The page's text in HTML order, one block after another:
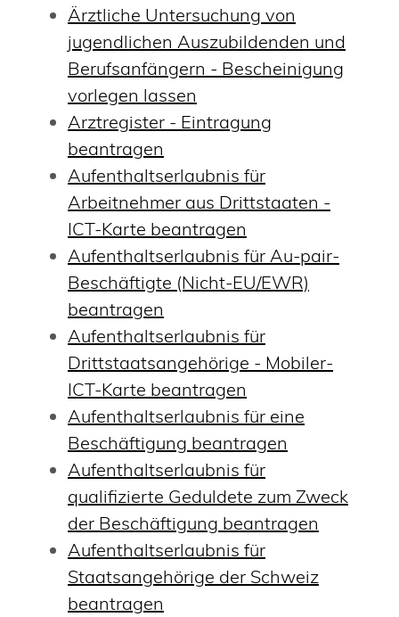
Ärztliche Untersuchung von
jugendlichen Auszubildenden und
Berufsanfängern - Bescheinigung
vorlegen lassen
Arztregister - Eintragung
beantragen
Aufenthaltserlaubnis für
Arbeitnehmer aus Drittstaaten -
ICT-Karte beantragen
Aufenthaltserlaubnis für Au-pair-
Beschäftigte (Nicht-EU/EWR)
beantragen
Aufenthaltserlaubnis für
Drittstaatsangehörige - Mobiler-
ICT-Karte beantragen
Aufenthaltserlaubnis für eine
Beschäftigung beantragen
Aufenthaltserlaubnis für
qualifizierte Geduldete zum Zweck
der Beschäftigung beantragen
Aufenthaltserlaubnis für
Staatsangehörige der Schweiz
beantragen